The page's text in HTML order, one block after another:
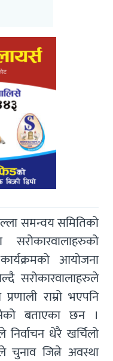
समन्वय समितिको
सरोकारवालाहरुको
आयोजना
सरोकारवालाहरुले
राम्रो भएपनि
बताएका छन ।
निर्वाचन धेरै खर्चिलो
चुनाव जित्ने अवस्था